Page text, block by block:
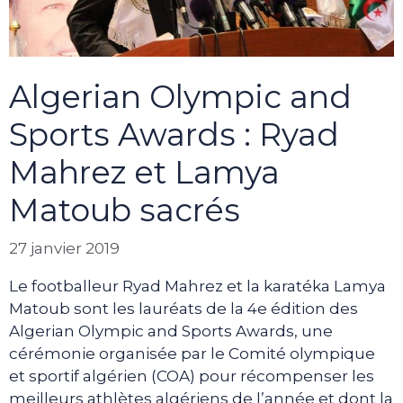
Algerian Olympic and
Sports Awards : Ryad
Mahrez et Lamya
Matoub sacrés
27 janvier 2019
Le footballeur Ryad Mahrez et la karatéka Lamya
Matoub sont les lauréats de la 4e édition des
Algerian Olympic and Sports Awards, une
cérémonie organisée par le Comité olympique
et sportif algérien (COA) pour récompenser les
meilleurs athlètes algériens de l’année et dont la